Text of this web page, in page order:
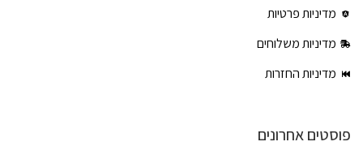
מדיניות פרטיות
מדיניות משלוחים
מדיניות החזרות
פוסטים אחרונים